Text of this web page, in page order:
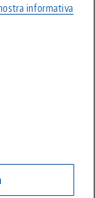
informativa